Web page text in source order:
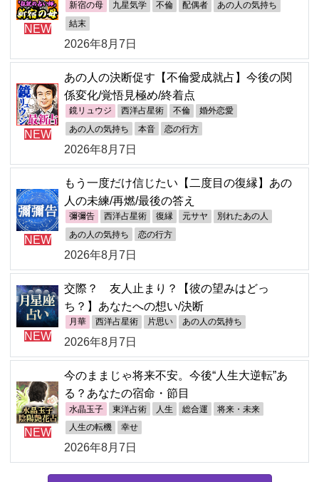
NEW
新宿の母 九星気学 不倫 配偶者 あの人の気持ち
結末
2026年8月7日
NEW
あの人の決断促す【不倫愛成就占】今後の関
係変化/覚悟見極め/終着点
鏡リュウジ 西洋占星術 不倫 婚外恋愛
あの人の気持ち 本音 恋の行方
2026年8月7日
NEW
もう一度だけ信じたい【二度目の復縁】あの
人の未練/再燃/最後の答え
彌彌告 西洋占星術 復縁 元サヤ 別れたあの人
あの人の気持ち 恋の行方
2026年8月7日
NEW
交際？ 友人止まり？【彼の望みはどっ
ち？】あなたへの想い/決断
月華 西洋占星術 片思い あの人の気持ち
2026年8月7日
NEW
今のままじゃ将来不安。今後“人生大逆転”あ
る？あなたの宿命・節目
水晶玉子 東洋占術 人生 総合運 将来・未来
人生の転機 幸せ
2026年8月7日